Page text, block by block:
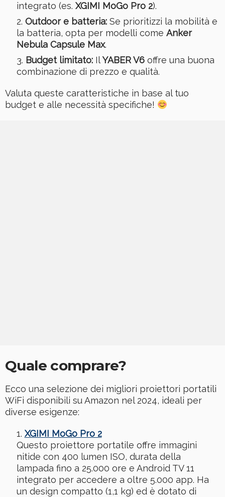
integrato (es. XGIMI MoGo Pro 2).
Outdoor e batteria:Se prioritizzi la mobilità e
la batteria, opta per modelli come Anker
Nebula Capsule Max.
Budget limitato:IlYABER V6offre una buona
combinazione di prezzo e qualità.
Valuta queste caratteristiche in base al tuo
budget e alle necessità specifiche!
Quale comprare?
Ecco una selezione dei migliori proiettori portatili
WiFi disponibili su Amazon nel 2024, ideali per
diverse esigenze:
XGIMI MoGo Pro 2
Questo proiettore portatile offre immagini
nitide con 400 lumen ISO, durata della
lampada fino a 25.000 ore e Android TV 11
integrato per accedere a oltre 5.000 app. Ha
un design compatto (1,1 kg) ed è dotato di